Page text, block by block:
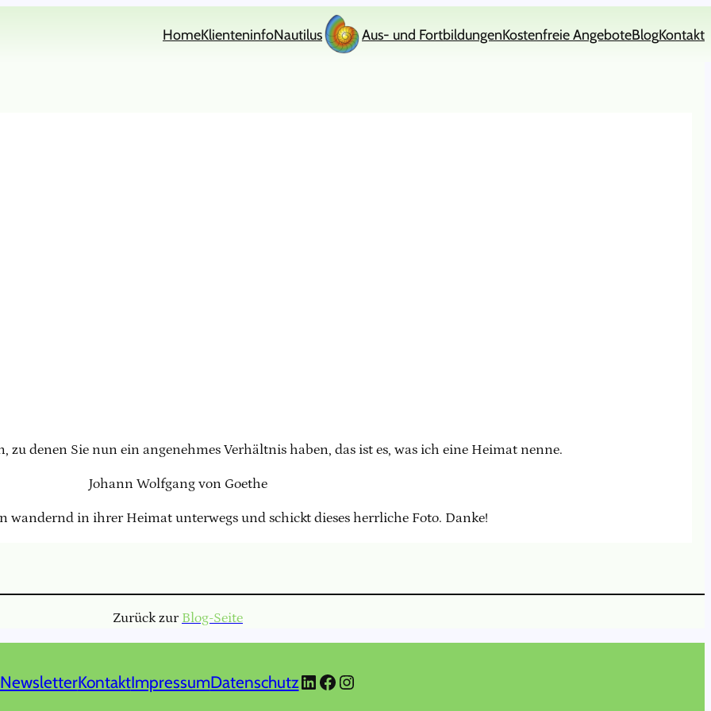
HomeKlienteninfoNautilus Aus- und FortbildungenKostenfreie AngeboteBlogKontakt
zu denen Sie nun ein angenehmes Verhältnis haben, das ist es, was ich eine Heimat nenne.
Johann Wolfgang von Goethe
wandernd in ihrer Heimat unterwegs und schickt dieses herrliche Foto. Danke!
Zurück zur Blog-Seite
NewsletterKontaktImpressumDatenschutzLinkedIn
Facebook
Instagram